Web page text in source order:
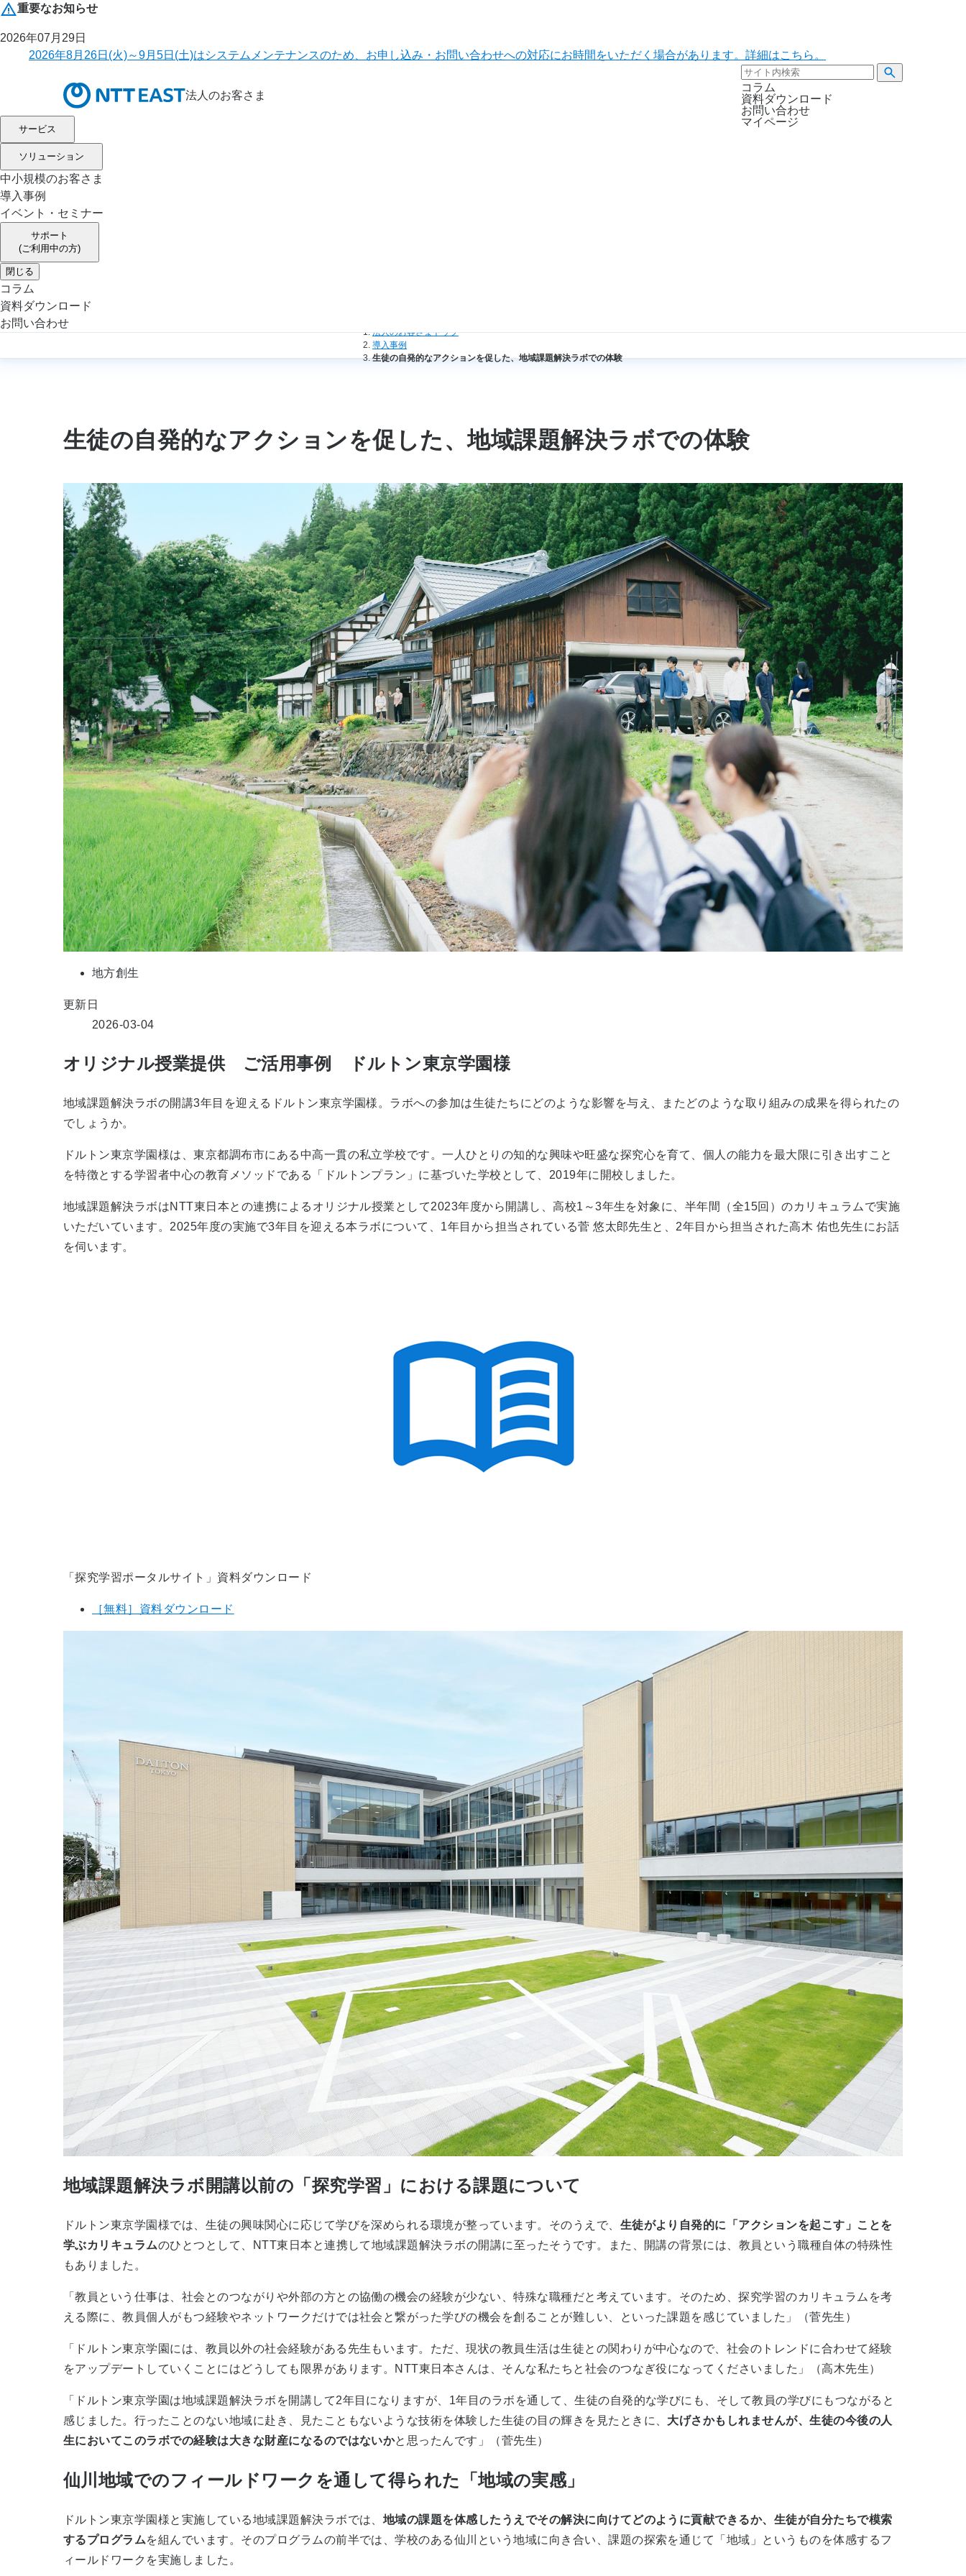
重要なお知らせ
2026年07月29日
2026年8月26日(火)～9月5日(土)はシステムメンテナンスのため、お申し込み・お問い合わせへの対応にお時間をいただく場合があります。詳細はこちら。
法人のお客さま
コラム
資料ダウンロード
お問い合わせ
マイページ
サービス
ソリューション
中小規模のお客さま
導入事例
イベント・セミナー
サポート
(ご利用中の方)
閉じる
コラム
資料ダウンロード
お問い合わせ
法人のお客さまトップ
導入事例
生徒の自発的なアクションを促した、地域課題解決ラボでの体験
生徒の自発的なアクションを促した、地域課題解決ラボでの体験
地方創生
更新日
2026-03-04
オリジナル授業提供 ご活用事例 ドルトン東京学園様
地域課題解決ラボの開講3年目を迎えるドルトン東京学園様。ラボへの参加は生徒たちにどのような影響を与え、またどのような取り組みの成果を得られたの
でしょうか。
ドルトン東京学園様は、東京都調布市にある中高一貫の私立学校です。一人ひとりの知的な興味や旺盛な探究心を育て、個人の能力を最大限に引き出すこと
を特徴とする学習者中心の教育メソッドである「ドルトンプラン」に基づいた学校として、2019年に開校しました。
地域課題解決ラボはNTT東日本との連携によるオリジナル授業として2023年度から開講し、高校1～3年生を対象に、半年間（全15回）のカリキュラムで実施
いただいています。2025年度の実施で3年目を迎える本ラボについて、1年目から担当されている菅 悠太郎先生と、2年目から担当された高木 佑也先生にお話
を伺います。
「探究学習ポータルサイト」資料ダウンロード
［無料］資料ダウンロード
地域課題解決ラボ開講以前の「探究学習」における課題について
ドルトン東京学園様では、生徒の興味関心に応じて学びを深められる環境が整っています。そのうえで、 生徒がより自発的に「アクションを起こす」ことを
学ぶカリキュラムのひとつとして、NTT東日本と連携して地域課題解決ラボの開講に至ったそうです。また、開講の背景には、教員という職種自体の特殊性
もありました。
「教員という仕事は、社会とのつながりや外部の方との協働の機会の経験が少ない、特殊な職種だと考えています。そのため、探究学習のカリキュラムを考
える際に、教員個人がもつ経験やネットワークだけでは社会と繋がった学びの機会を創ることが難しい、といった課題を感じていました」（菅先生）
「ドルトン東京学園には、教員以外の社会経験がある先生もいます。ただ、現状の教員生活は生徒との関わりが中心なので、社会のトレンドに合わせて経験
をアップデートしていくことにはどうしても限界があります。NTT東日本さんは、そんな私たちと社会のつなぎ役になってくださいました」（高木先生）
「ドルトン東京学園は地域課題解決ラボを開講して2年目になりますが、1年目のラボを通して、生徒の自発的な学びにも、そして教員の学びにもつながると
感じました。行ったことのない地域に赴き、見たこともないような技術を体験した生徒の目の輝きを見たときに、 大げさかもしれませんが、生徒の今後の人
生においてこのラボでの経験は大きな財産になるのではないかと思ったんです」（菅先生）
仙川地域でのフィールドワークを通して得られた「地域の実感」
ドルトン東京学園様と実施している地域課題解決ラボでは、 地域の課題を体感したうえでその解決に向けてどのように貢献できるか、生徒が自分たちで模索
するプログラムを組んでいます。そのプログラムの前半では、学校のある仙川という地域に向き合い、課題の探索を通じて「地域」というものを体感するフ
ィールドワークを実施しました。